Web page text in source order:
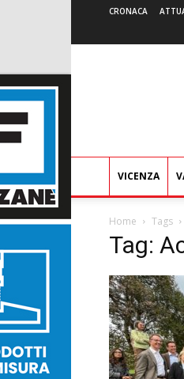
CRONACA
VICENZA
Home Tags
Tag: